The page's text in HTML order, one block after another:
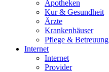
Apotheken
Kur & Gesundheit
Ärzte
Krankenhäuser
Pflege & Betreuung
Internet
Internet
Provider